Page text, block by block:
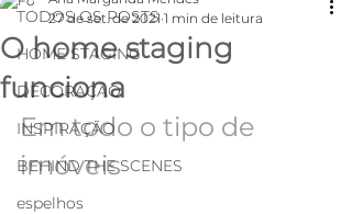
TODOS OS POSTS
HOME STAGING
DECORAÇÃO
INSPIRAÇÃO
BEHIND THE SCENES
espelhos
O home staging
funciona
27 de set. de 2021 1 min de leitura
Em todo o tipo de
imóveis